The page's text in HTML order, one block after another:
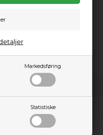
Markedsføring
Statistiske
at gå på kompromis med